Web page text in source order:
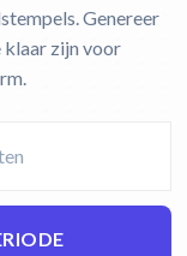
Genereer
klaar zijn voor